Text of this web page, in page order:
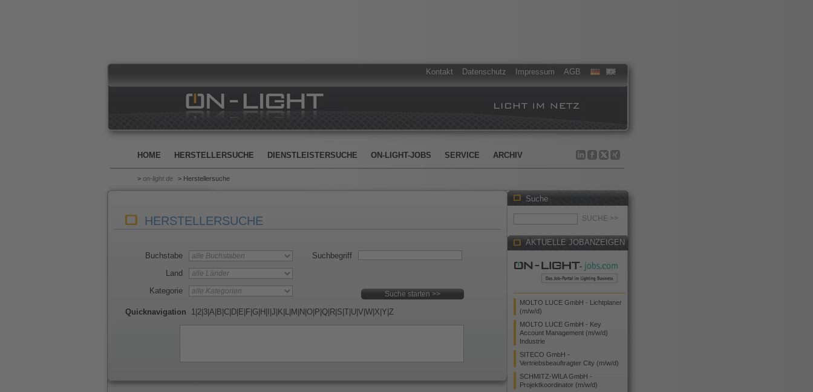
Kontakt Datenschutz Impressum AGB
HOME HERSTELLERSUCHE DIENSTLEISTERSUCHE ON-LIGHT-JOBS SERVICE ARCHIV
> on-light.de > Herstellersuche
HERSTELLERSUCHE
Buchstabe
Land
Kategorie
Suchbegriff
Quicknavigation 1 2 3 A B C D E F G H J K L M N O P Q R S T U V W X Y Z
Suche
AKTUELLE JOBANZEIGEN
MOLTO LUCE GmbH - Lichtplaner
(m/w/d)
MOLTO LUCE GmbH - Key
Account Management (m/w/d)
Industrie
SITECO GmbH -
Vertriebsbeauftragter City (m/w/d)
SCHMITZ-WILA GmbH -
Projektkoordinator (m/w/d)